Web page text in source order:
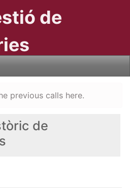
de
de
previous calls here.